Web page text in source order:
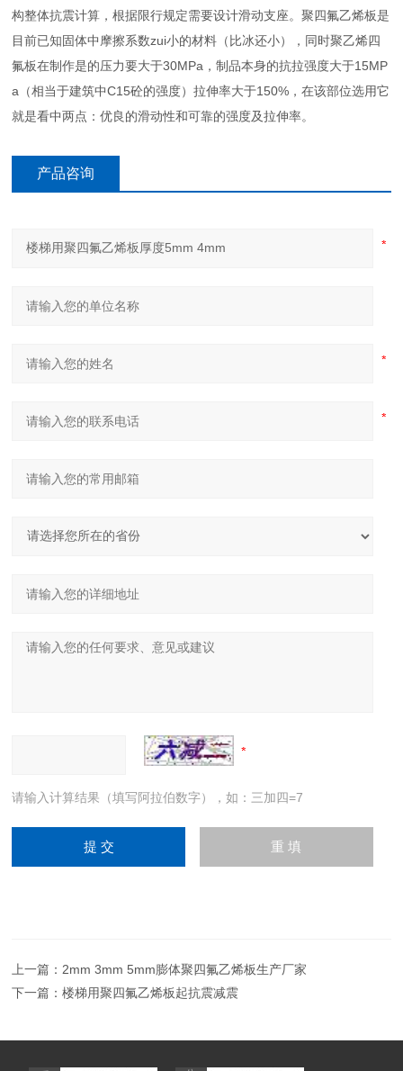
构整体抗震计算，根据限行规定需要设计滑动支座。聚四氟乙烯板是
目前已知固体中摩擦系数zui小的材料（比冰还小），同时聚乙烯四
氟板在制作是的压力要大于30MPa，制品本身的抗拉强度大于15MP
a（相当于建筑中C15砼的强度）拉伸率大于150%，在该部位选用它
就是看中两点：优良的滑动性和可靠的强度及拉伸率。
产品咨询
请输入计算结果（填写阿拉伯数字），如：三加四=7
上一篇： 2mm 3mm 5mm膨体聚四氟乙烯板生产厂家
下一篇：楼梯用聚四氟乙烯板起抗震减震